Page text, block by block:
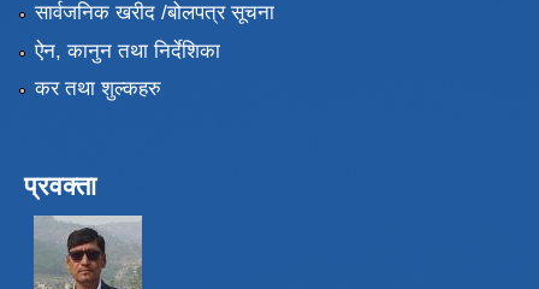
सार्वजनिक खरीद /बोलपत्र सूचना
ऐन, कानुन तथा निर्देशिका
कर तथा शुल्कहरु
प्रवक्ता